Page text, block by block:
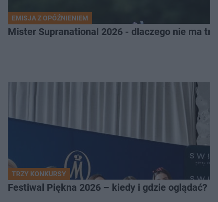
EMISJA Z OPÓŹNIENIEM
Mister Supranational 2026 - dlaczego nie ma
TRZY KONKURSY
Festiwal Piękna 2026 – kiedy i gdzie oglądać?